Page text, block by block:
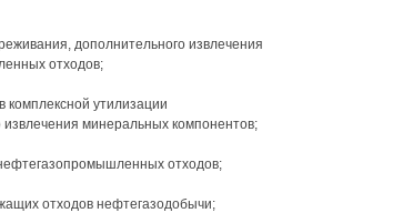
дополнительного извлечения
отходов;
утилизации
минеральных компонентов;
отходов;
отходов нефтегазодобычи;